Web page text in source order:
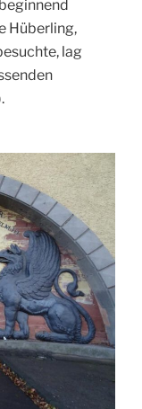
Hüberling,
lag